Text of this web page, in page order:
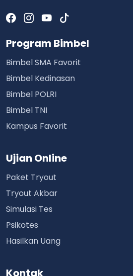
Program Bimbel
Bimbel SMA Favorit
Bimbel Kedinasan
Bimbel POLRI
Bimbel TNI
Kampus Favorit
Ujian Online
Paket Tryout
Tryout Akbar
Simulasi Tes
Psikotes
Hasilkan Uang
Kontak